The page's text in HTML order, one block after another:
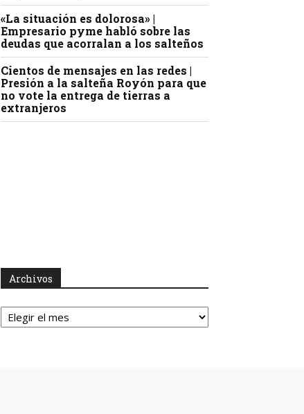
«La situación es dolorosa» |
Empresario pyme habló sobre las
deudas que acorralan a los salteños
Cientos de mensajes en las redes |
Presión a la salteña Royón para que
no vote la entrega de tierras a
extranjeros
Archivos
Archivos